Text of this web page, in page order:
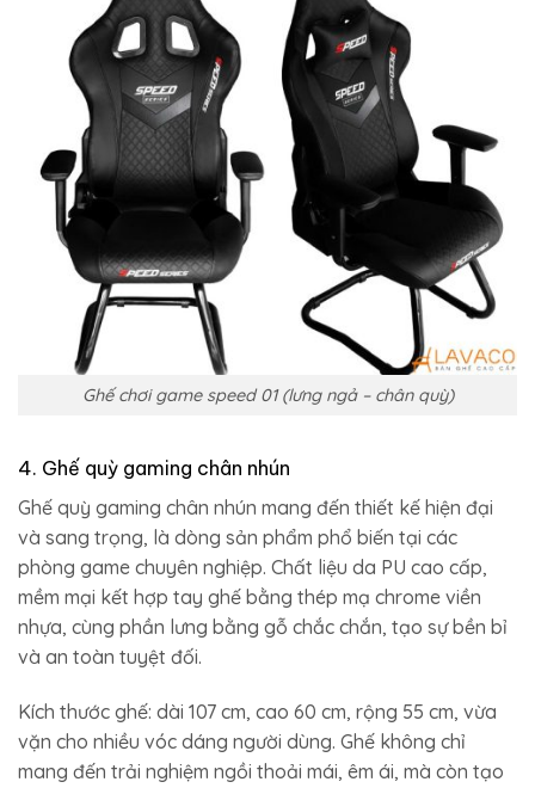
Ghế chơi game speed 01 (lưng ngả – chân quỳ)
4. Ghế quỳ gaming chân nhún
Ghế quỳ gaming chân nhún mang đến thiết kế hiện đại
và sang trọng, là dòng sản phẩm phổ biến tại các
phòng game chuyên nghiệp. Chất liệu da PU cao cấp,
mềm mại kết hợp tay ghế bằng thép mạ chrome viền
nhựa, cùng phần lưng bằng gỗ chắc chắn, tạo sự bền bỉ
và an toàn tuyệt đối.
Kích thước ghế: dài 107 cm, cao 60 cm, rộng 55 cm, vừa
vặn cho nhiều vóc dáng người dùng. Ghế không chỉ
mang đến trải nghiệm ngồi thoải mái, êm ái, mà còn tạo